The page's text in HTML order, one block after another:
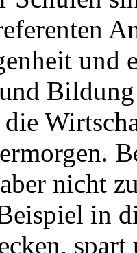
und
nicht
in